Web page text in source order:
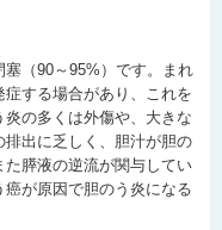
（90～95%）です。まれ
する場合があり、これを
の多くは外傷や、大きな
出に乏しく、胆汁が胆の
膵液の逆流が関与してい
が原因で胆のう炎になる